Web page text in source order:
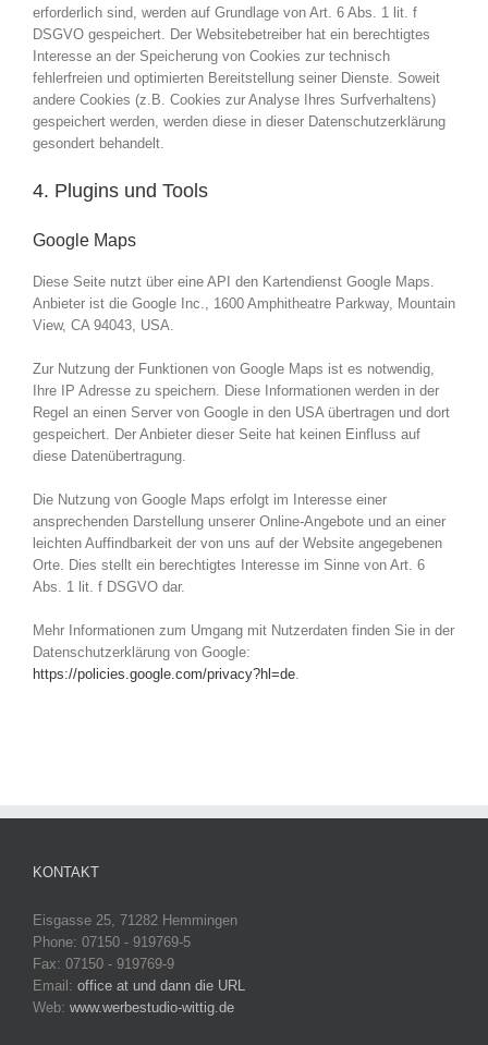
erforderlich sind, werden auf Grundlage von Art. 6 Abs. 1 lit. f
DSGVO gespeichert. Der Websitebetreiber hat ein berechtigtes
Interesse an der Speicherung von Cookies zur technisch
fehlerfreien und optimierten Bereitstellung seiner Dienste. Soweit
andere Cookies (z.B. Cookies zur Analyse Ihres Surfverhaltens)
gespeichert werden, werden diese in dieser Datenschutzerklärung
gesondert behandelt.
4. Plugins und Tools
Google Maps
Diese Seite nutzt über eine API den Kartendienst Google Maps.
Anbieter ist die Google Inc., 1600 Amphitheatre Parkway, Mountain
View, CA 94043, USA.
Zur Nutzung der Funktionen von Google Maps ist es notwendig,
Ihre IP Adresse zu speichern. Diese Informationen werden in der
Regel an einen Server von Google in den USA übertragen und dort
gespeichert. Der Anbieter dieser Seite hat keinen Einfluss auf
diese Datenübertragung.
Die Nutzung von Google Maps erfolgt im Interesse einer
ansprechenden Darstellung unserer Online-Angebote und an einer
leichten Auffindbarkeit der von uns auf der Website angegebenen
Orte. Dies stellt ein berechtigtes Interesse im Sinne von Art. 6
Abs. 1 lit. f DSGVO dar.
Mehr Informationen zum Umgang mit Nutzerdaten finden Sie in der
Datenschutzerklärung von Google:
https://policies.google.com/privacy?hl=de
KONTAKT
Eisgasse 25, 71282 Hemmingen
Phone: 07150 - 919769-5
Fax: 07150 - 919769-9
Email: office at und dann die URL
Web: www.werbestudio-wittig.de